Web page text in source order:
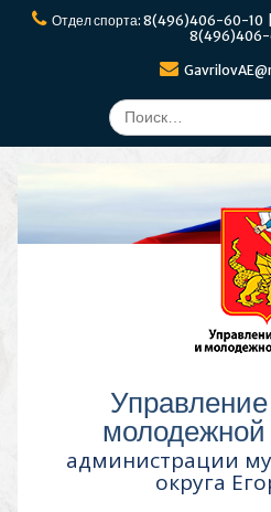
ПерейтиОтдел спорта: 8(496)406-60-10
8(496)406-
Поиск
по:
Управление
молодежной
администрации
округа